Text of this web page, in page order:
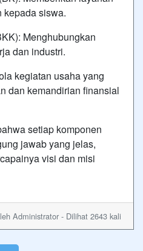
kepada siswa.
Menghubungkan
dan industri.
kegiatan usaha yang
dan kemandirian finansial
setiap komponen
jawab yang jelas,
visi dan misi
Administrator - Dilihat 2643 kali